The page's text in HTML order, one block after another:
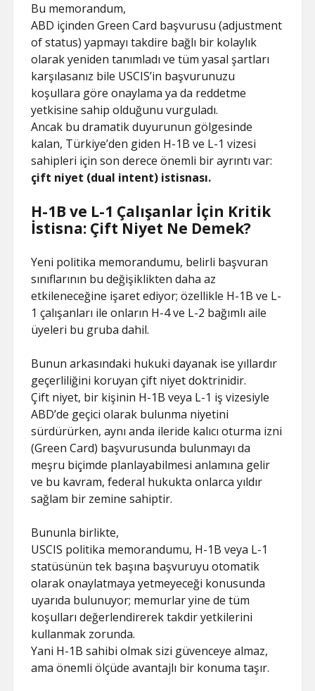
Bu memorandum,
ABD içinden Green Card başvurusu (adjustment
of status) yapmayı takdire bağlı bir kolaylık
olarak yeniden tanımladı ve tüm yasal şartları
karşılasanız bile USCIS’in başvurunuzu
koşullara göre onaylama ya da reddetme
yetkisine sahip olduğunu vurguladı.
Ancak bu dramatik duyurunun gölgesinde
kalan, Türkiye’den giden H-1B ve L-1 vizesi
sahipleri için son derece önemli bir ayrıntı var:
çift niyet (dual intent) istisnası.
H-1B ve L-1 Çalışanlar İçin Kritik
İstisna: Çift Niyet Ne Demek?
Yeni politika memorandumu, belirli başvuran
sınıflarının bu değişiklikten daha az
etkileneceğine işaret ediyor; özellikle H-1B ve L-
1 çalışanları ile onların H-4 ve L-2 bağımlı aile
üyeleri bu gruba dahil.
Bunun arkasındaki hukuki dayanak ise yıllardır
geçerliliğini koruyan çift niyet doktrinidir.
Çift niyet, bir kişinin H-1B veya L-1 iş vizesiyle
ABD’de geçici olarak bulunma niyetini
sürdürürken, aynı anda ileride kalıcı oturma izni
(Green Card) başvurusunda bulunmayı da
meşru biçimde planlayabilmesi anlamına gelir
ve bu kavram, federal hukukta onlarca yıldır
sağlam bir zemine sahiptir.
Bununla birlikte,
USCIS politika memorandumu, H-1B veya L-1
statüsünün tek başına başvuruyu otomatik
olarak onaylatmaya yetmeyeceği konusunda
uyarıda bulunuyor; memurlar yine de tüm
koşulları değerlendirerek takdir yetkilerini
kullanmak zorunda.
Yani H-1B sahibi olmak sizi güvenceye almaz,
ama önemli ölçüde avantajlı bir konuma taşır.